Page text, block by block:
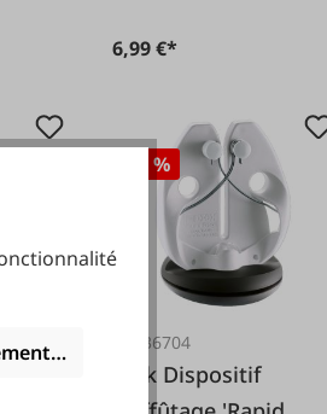
6,99 €*
-15 %
#FA36704
Dick Dispositif
les cookies fonctionnels